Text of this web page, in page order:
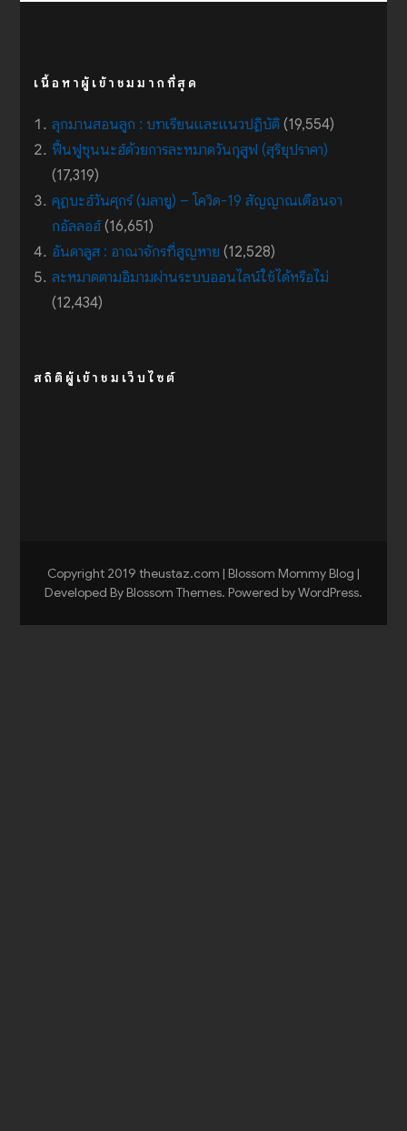
เนื้อหาผู้เข้าชมมากที่สุด
ลุกมานสอนลูก : บทเรียนและแนวปฏิบัติ (19,554)
ฟื้นฟูซุนนะฮ์ด้วยการละหมาดวันกุสูฟ (สุริยุปราคา)
(17,319)
คุฏบะฮ์วันศุกร์ (มลายู) – โควิด-19 สัญญาณเตือนจา
กอัลลอฮ์ (16,651)
อันดาลูส : อาณาจักรที่สูญหาย (12,528)
ละหมาดตามอิมามผ่านระบบออนไลน์ใช้ได้หรือไม่
(12,434)
สถิติผู้เข้าชมเว็บไซต์
Copyright 2019 theustaz.com | Blossom Mommy Blog |
Developed By Blossom Themes. Powered byWordPress.